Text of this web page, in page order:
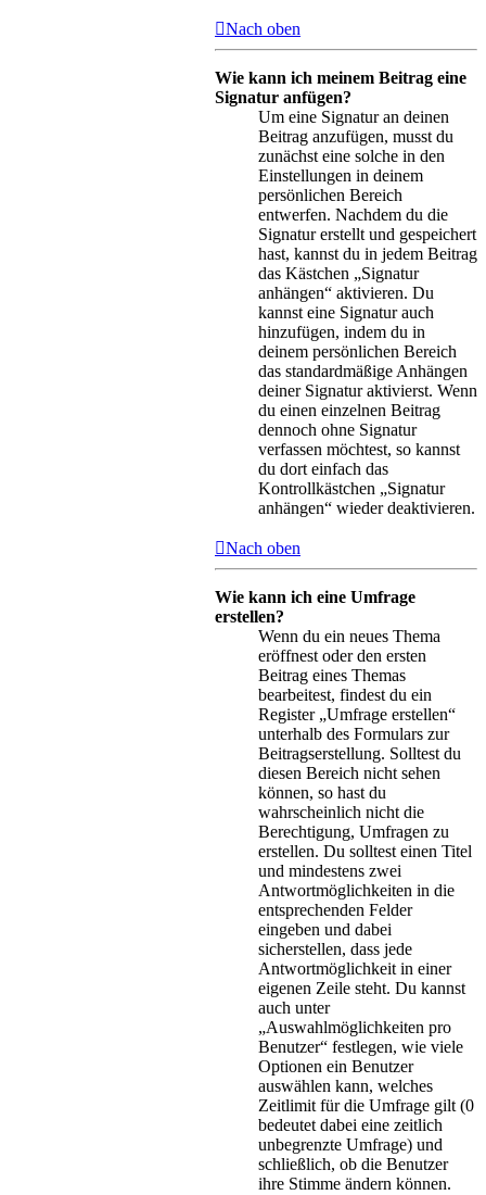
Nach oben
Wie kann ich meinem Beitrag eine
Signatur anfügen?
Um eine Signatur an deinen
Beitrag anzufügen, musst du
zunächst eine solche in den
Einstellungen in deinem
persönlichen Bereich
entwerfen. Nachdem du die
Signatur erstellt und gespeichert
hast, kannst du in jedem Beitrag
das Kästchen „Signatur
anhängen“ aktivieren. Du
kannst eine Signatur auch
hinzufügen, indem du in
deinem persönlichen Bereich
das standardmäßige Anhängen
deiner Signatur aktivierst. Wenn
du einen einzelnen Beitrag
dennoch ohne Signatur
verfassen möchtest, so kannst
du dort einfach das
Kontrollkästchen „Signatur
anhängen“ wieder deaktivieren.
Nach oben
Wie kann ich eine Umfrage
erstellen?
Wenn du ein neues Thema
eröffnest oder den ersten
Beitrag eines Themas
bearbeitest, findest du ein
Register „Umfrage erstellen“
unterhalb des Formulars zur
Beitragserstellung. Solltest du
diesen Bereich nicht sehen
können, so hast du
wahrscheinlich nicht die
Berechtigung, Umfragen zu
erstellen. Du solltest einen Titel
und mindestens zwei
Antwortmöglichkeiten in die
entsprechenden Felder
eingeben und dabei
sicherstellen, dass jede
Antwortmöglichkeit in einer
eigenen Zeile steht. Du kannst
auch unter
„Auswahlmöglichkeiten pro
Benutzer“ festlegen, wie viele
Optionen ein Benutzer
auswählen kann, welches
Zeitlimit für die Umfrage gilt (0
bedeutet dabei eine zeitlich
unbegrenzte Umfrage) und
schließlich, ob die Benutzer
ihre Stimme ändern können.